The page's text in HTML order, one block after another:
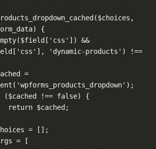
{
'dynamic-products') !==